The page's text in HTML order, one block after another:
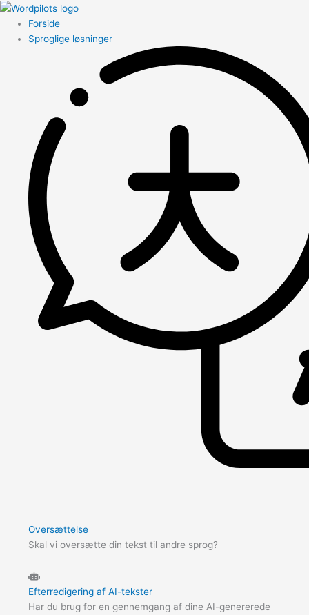
Forside
Sproglige løsninger
Oversættelse
Skal vi oversætte din tekst til andre sprog?
Efterredigering af AI-tekster
Har du brug for en gennemgang af dine AI-genererede